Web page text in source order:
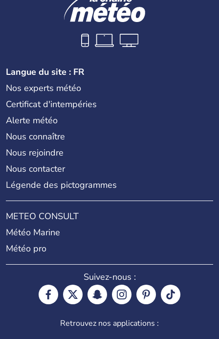
Langue du site : FR
Nos experts météo
Certificat d'intempéries
Alerte météo
Nous connaître
Nous rejoindre
Nous contacter
Légende des pictogrammes
METEO CONSULT
Météo Marine
Météo pro
Suivez-nous :
Retrouvez nos applications :